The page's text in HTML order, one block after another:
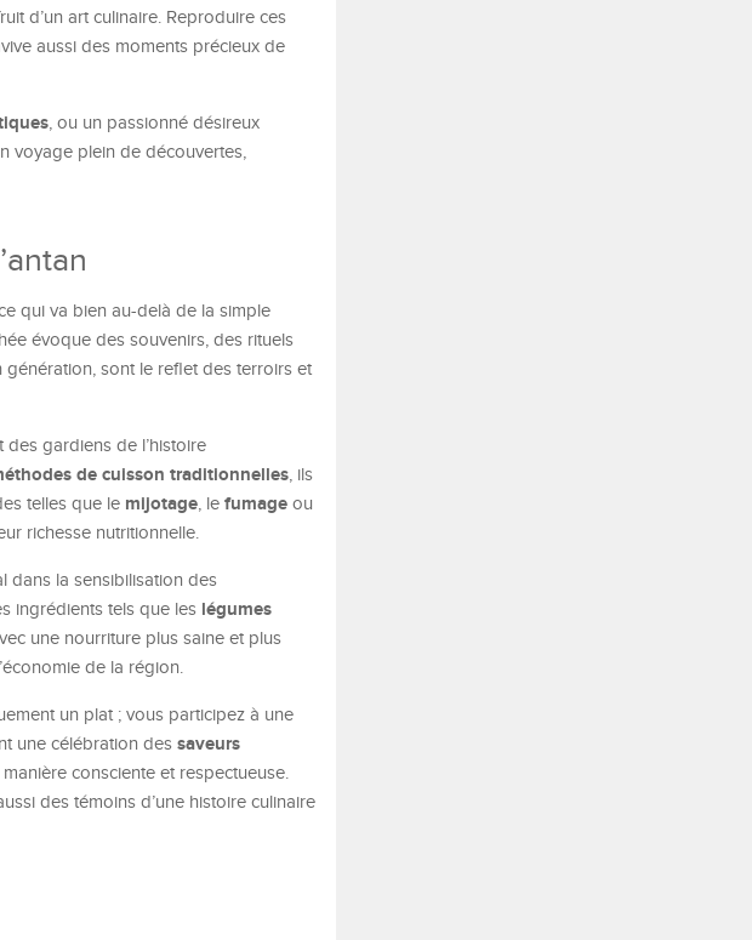
d’un art culinaire. Reproduire ces
aussi des moments précieux de
, ou un passionné désireux
voyage plein de découvertes,
qui va bien au-delà de la simple
évoque des souvenirs, des rituels
génération, sont le reflet des terroirs et
des gardiens de l’histoire
de cuisson traditionnelles, ils
telles que le mijotage, le fumage ou
richesse nutritionnelle.
dans la sensibilisation des
ingrédients tels que les légumes
une nourriture plus saine et plus
de la région.
un plat ; vous participez à une
une célébration des saveurs
consciente et respectueuse.
des témoins d’une histoire culinaire